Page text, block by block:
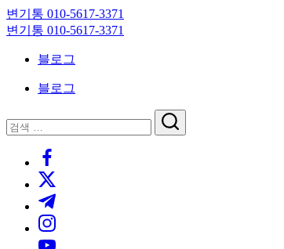
Skip
to
content
변기통 010-5617-3371
변
대
변기통 010-5617-3371
크
블로그
블로그
닫
기
검
검
https://www.facebook.com/
https://twitter.com/
https://t.me/
https://www.instagram.com/
https://youtube.com/